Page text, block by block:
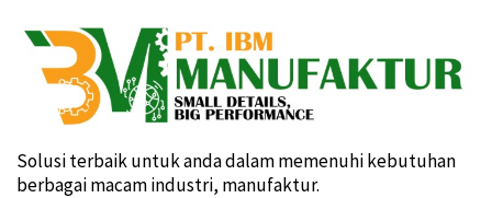
Solusi terbaik untuk anda dalam memenuhi kebutuhan
berbagai macam industri, manufaktur.